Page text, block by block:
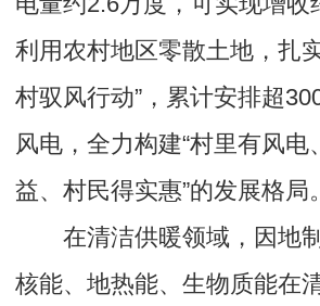
利用农村地区零散土地，扎
村驭风行动”，累计安排超
风电，全力构建“村里有风电
益、村民得实惠”的发展格局。
在清洁供暖领域，因地
核能、地热能、生物质能在